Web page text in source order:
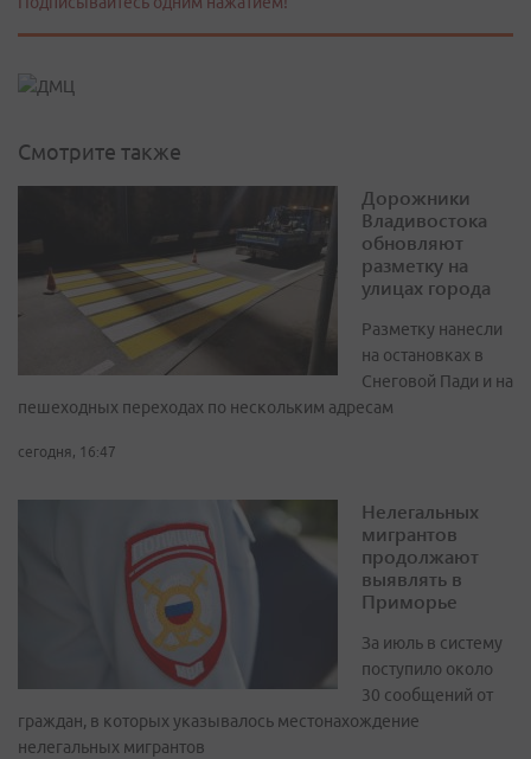
Смотрите также
Дорожники
Владивостока
обновляют
разметку на
улицах города
Разметку нанесли
на остановках в
Снеговой Пади и на
пешеходных переходах по нескольким адресам
сегодня, 16:47
Нелегальных
мигрантов
продолжают
выявлять в
Приморье
За июль в систему
поступило около
30 сообщений от
граждан, в которых указывалось местонахождение
нелегальных мигрантов